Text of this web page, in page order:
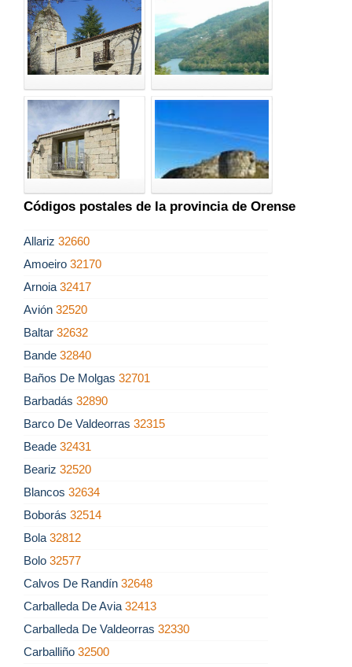
Códigos postales de la provincia de Orense
Allariz 32660
Amoeiro 32170
Arnoia 32417
Avión 32520
Baltar 32632
Bande 32840
Baños De Molgas 32701
Barbadás 32890
Barco De Valdeorras 32315
Beade 32431
Beariz 32520
Blancos 32634
Boborás 32514
Bola 32812
Bolo 32577
Calvos De Randín 32648
Carballeda De Avia 32413
Carballeda De Valdeorras 32330
Carballiño 32500